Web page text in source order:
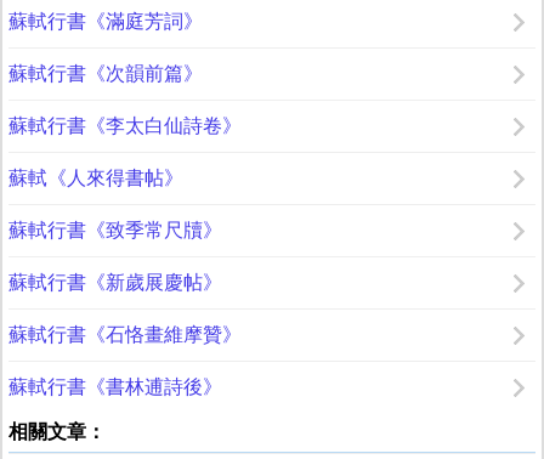
蘇軾行書《滿庭芳詞》
蘇軾行書《次韻前篇》
蘇軾行書《李太白仙詩卷》
蘇軾《人來得書帖》
蘇軾行書《致季常尺牘》
蘇軾行書《新歲展慶帖》
蘇軾行書《石恪畫維摩贊》
蘇軾行書《書林逋詩後》
相關文章：